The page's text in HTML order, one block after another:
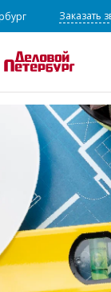
Заказать